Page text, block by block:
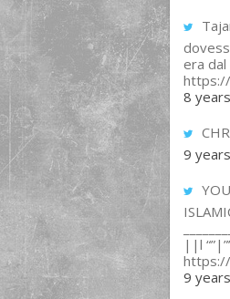
era dal
8
9
||l
9